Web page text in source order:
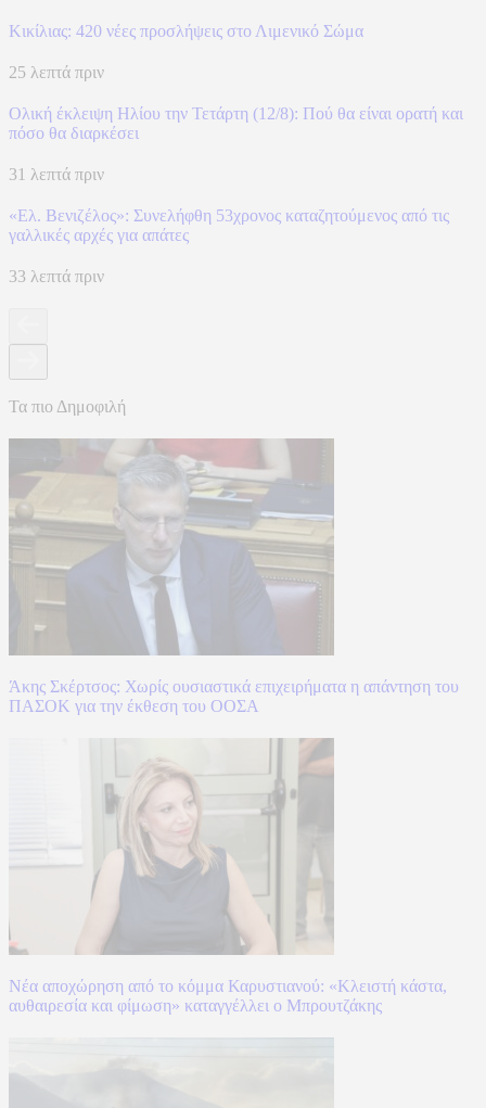
Κικίλιας: 420 νέες προσλήψεις στο Λιμενικό Σώμα
25 λεπτά πριν
Ολική έκλειψη Ηλίου την Τετάρτη (12/8): Πού θα είναι ορατή και
πόσο θα διαρκέσει
31 λεπτά πριν
«Ελ. Βενιζέλος»: Συνελήφθη 53χρονος καταζητούμενος από τις
γαλλικές αρχές για απάτες
33 λεπτά πριν
Τα πιο Δημοφιλή
Άκης Σκέρτσος: Χωρίς ουσιαστικά επιχειρήματα η απάντηση του
ΠΑΣΟΚ για την έκθεση του ΟΟΣΑ
Νέα αποχώρηση από το κόμμα Καρυστιανού: «Κλειστή κάστα,
αυθαιρεσία και φίμωση» καταγγέλλει ο Μπρουτζάκης